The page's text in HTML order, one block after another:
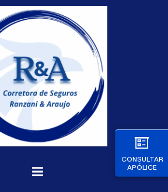
CONSULTAR
APÓLICE